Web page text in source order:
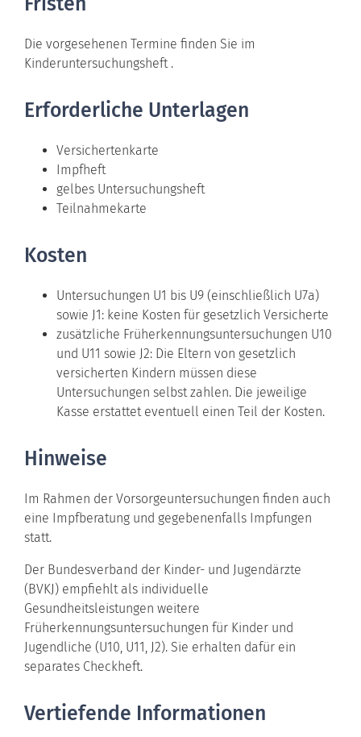
Die vorgesehenen Termine finden Sie im
Kinderuntersuchungsheft .
Erforderliche Unterlagen
Versichertenkarte
Impfheft
gelbes Untersuchungsheft
Teilnahmekarte
Kosten
Untersuchungen U1 bis U9 (einschließlich U7a)
sowie J1: keine Kosten für gesetzlich Versicherte
zusätzliche Früherkennungsuntersuchungen U10
und U11 sowie J2: Die Eltern von gesetzlich
versicherten Kindern müssen diese
Untersuchungen selbst zahlen. Die jeweilige
Kasse erstattet eventuell einen Teil der Kosten.
Hinweise
Im Rahmen der Vorsorgeuntersuchungen finden auch
eine Impfberatung und gegebenenfalls Impfungen
statt.
Der Bundesverband der Kinder- und Jugendärzte
(BVKJ) empfiehlt als individuelle
Gesundheitsleistungen weitere
Früherkennungsuntersuchungen für Kinder und
Jugendliche (U10, U11, J2). Sie erhalten dafür ein
separates Checkheft.
Vertiefende Informationen